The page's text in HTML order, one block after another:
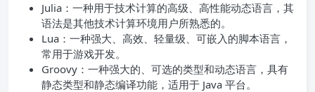
Julia：一种用于技术计算的高级、高性能动态语言，其
语法是其他技术计算环境用户所熟悉的。
Lua：一种强大、高效、轻量级、可嵌入的脚本语言，
常用于游戏开发。
Groovy：一种强大的、可选的类型和动态语言，具有
静态类型和静态编译功能，适用于 Java 平台。